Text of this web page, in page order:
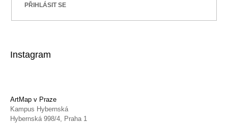
PŘIHLÁSIT SE
Instagram
ArtMap v Praze
Kampus Hybernská
Hybernská 998/4, Praha 1